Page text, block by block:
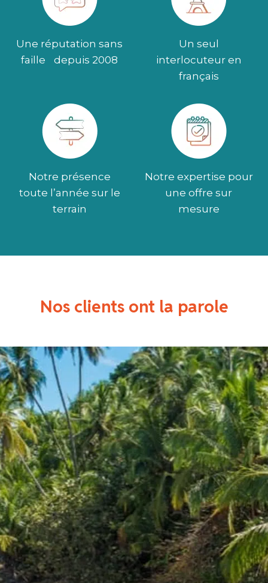
Une réputation sans
faille depuis 2008
Un seul
interlocuteur en
français
Notre présence
toute l’année sur le
terrain
Notre expertise pour
une offre sur
mesure
Nos clients ont la parole